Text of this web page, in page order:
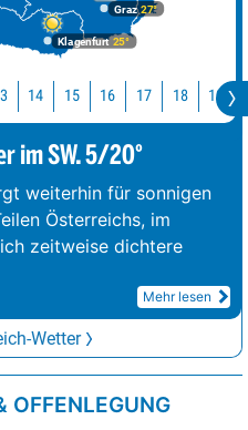
Graz27°
Klagenfurt 25°
14 15 16 17 18 19
im SW. 5/20°
weiterhin für sonnigen
Österreichs, im
zeitweise dichtere
Mehr lesen
Wetter
OFFENLEGUNG